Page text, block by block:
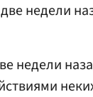
недели
недели